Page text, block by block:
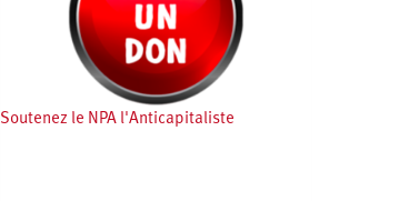
Soutenez le NPA l'Anticapitaliste